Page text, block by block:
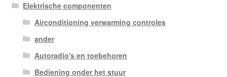
Elektrische componenten
Airconditioning verwarming controles
ander
Autoradio's en toebehoren
Bediening onder het stuur